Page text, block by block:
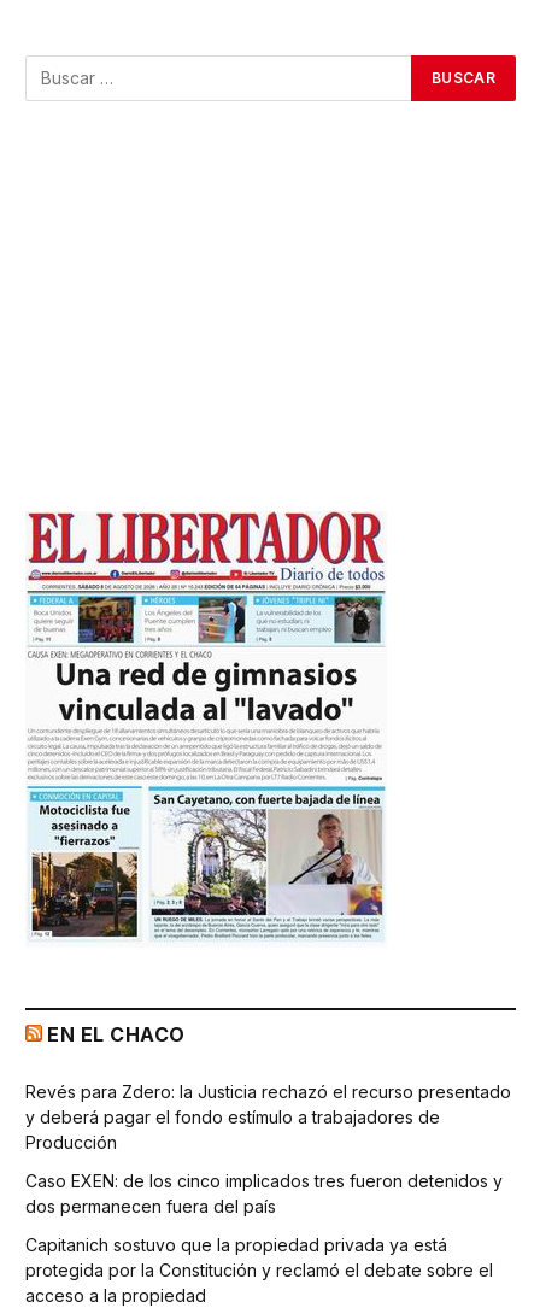
EN EL CHACO
Revés para Zdero: la Justicia rechazó el recurso presentado
y deberá pagar el fondo estímulo a trabajadores de
Producción
Caso EXEN: de los cinco implicados tres fueron detenidos y
dos permanecen fuera del país
Capitanich sostuvo que la propiedad privada ya está
protegida por la Constitución y reclamó el debate sobre el
acceso a la propiedad